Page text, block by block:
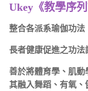
Ukey《教學序
整合各派系瑜伽功法
長者健康促進之功法
善於將體育學、肌
其融入舞蹈、有氧、